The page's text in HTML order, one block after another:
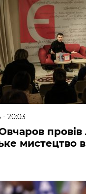
- 20:03
провів
мистецтво